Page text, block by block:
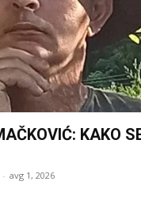
KAKO
- avg 1, 2026